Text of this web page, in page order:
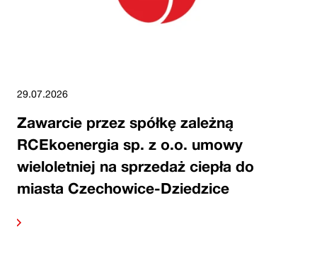
29.07.2026
Zawarcie przez spółkę zależną
RCEkoenergia sp. z o.o. umowy
wieloletniej na sprzedaż ciepła do
miasta Czechowice-Dziedzice